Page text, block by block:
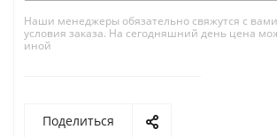
Наши менеджеры обязательно свяжутся с
условия заказа. На сегодняшний день цена
иной
Поделиться